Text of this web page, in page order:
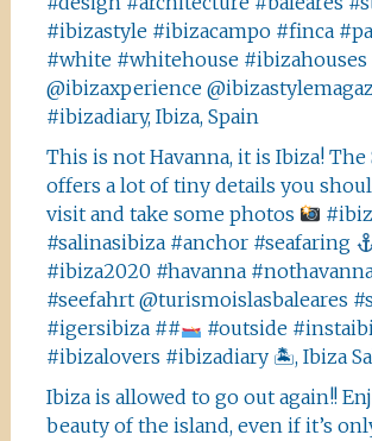
#ibizastyle #ibizacampo #finca
#white #whitehouse #ibizahouses
@ibizaxperience
#ibizadiary, Ibiza, Spain
This is not Havanna, it is Ibiza! The
offers a lot of tiny details you
visit and take some photos
#salinasibiza #anchor #seafaring
#ibiza2020 #havanna
#seefahrt @turismoislasbaleares
#igersibiza ##
#outside
#ibizalovers #ibizadiary 🏝, Ibiza
Ibiza is allowed to go out again!!
beauty of the island, even if it’s